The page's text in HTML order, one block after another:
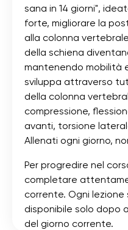
sana in 14 giorni",
forte, migliorare la
alla colonna
della schiena
mantenendo mobilità
sviluppa attraverso
della colonna
compressione,
avanti, torsione
Allenati ogni giorno,
Per progredire nel
completare
corrente. Ogni
disponibile solo dopo
del giorno corrente.